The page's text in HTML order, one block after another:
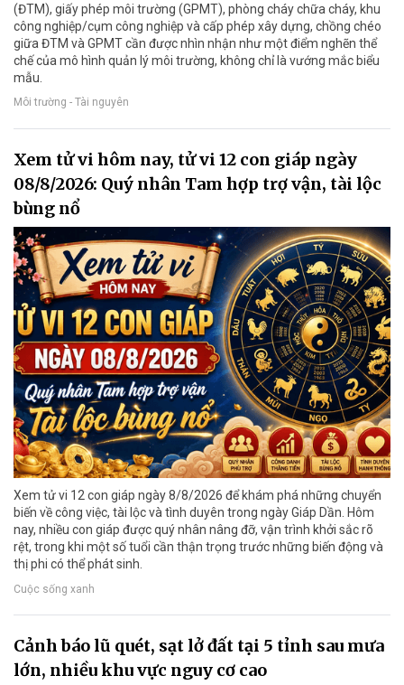
(ĐTM), giấy phép môi trường (GPMT), phòng cháy chữa cháy, khu
công nghiệp/cụm công nghiệp và cấp phép xây dựng, chồng chéo
giữa ĐTM và GPMT cần được nhìn nhận như một điểm nghẽn thể
chế của mô hình quản lý môi trường, không chỉ là vướng mắc biểu
mẫu.
Môi trường - Tài nguyên
Xem tử vi hôm nay, tử vi 12 con giáp ngày
08/8/2026: Quý nhân Tam hợp trợ vận, tài lộc
bùng nổ
Xem tử vi 12 con giáp ngày 8/8/2026 để khám phá những chuyển
biến về công việc, tài lộc và tình duyên trong ngày Giáp Dần. Hôm
nay, nhiều con giáp được quý nhân nâng đỡ, vận trình khởi sắc rõ
rệt, trong khi một số tuổi cần thận trọng trước những biến động và
thị phi có thể phát sinh.
Cuộc sống xanh
Cảnh báo lũ quét, sạt lở đất tại 5 tỉnh sau mưa
lớn, nhiều khu vực nguy cơ cao